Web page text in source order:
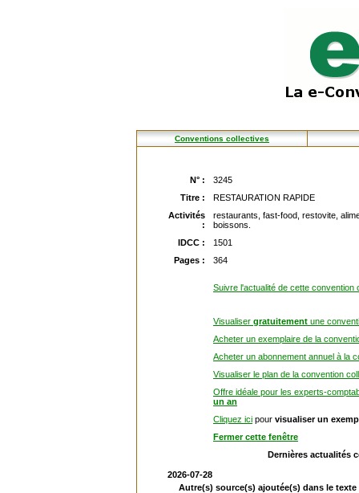
Conventions collectives
N° :
3245
Titre :
RESTAURATION RAPIDE
Activités
:
restaurants, fast-food, restovite,
boissons.
IDCC :
1501
Pages :
364
Suivre l'actualité de cette convention
Visualiser gratuitement une
Acheter un exemplaire de la
Acheter un abonnement annuel à la
Visualiser le plan de la convention
Offre idéale pour les experts-
un an
Cliquez ici pour visualiser un
Fermer cette fenêtre
Dernières actualités
2026-07-28
Autre(s) source(s) ajoutée(s) dans le